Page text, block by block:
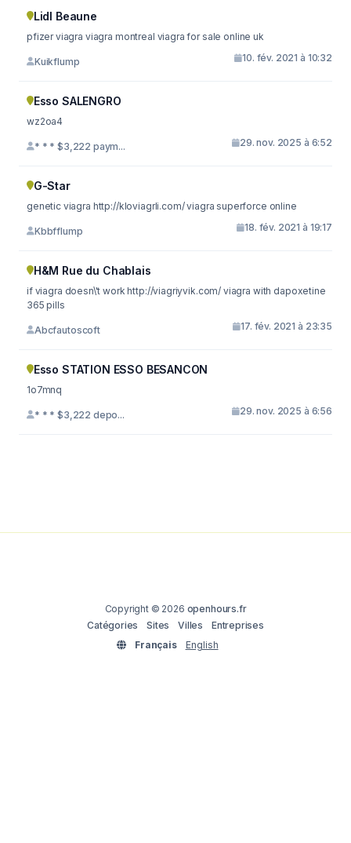
Lidl Beaune
pfizer viagra viagra montreal viagra for sale online uk
Kuikflump 10. fév. 2021 à 10:32
Esso SALENGRO
wz2oa4
* * * $3,222 paym... 29. nov. 2025 à 6:52
G-Star
genetic viagra http://kloviagrli.com/ viagra superforce online
Kbbfflump 18. fév. 2021 à 19:17
H&M Rue du Chablais
if viagra doesn\'t work http://viagriyvik.com/ viagra with dapoxetine
365 pills
Abcfautoscoft 17. fév. 2021 à 23:35
Esso STATION ESSO BESANCON
1o7mnq
* * * $3,222 depo... 29. nov. 2025 à 6:56
Copyright © 2026 openhours.fr
Catégories
Sites Villes
Entreprises
Français
English